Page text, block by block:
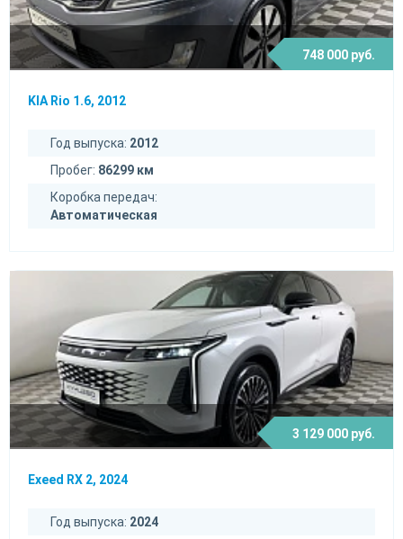
748 000 руб.
KIA Rio 1.6, 2012
Год выпуска: 2012
Пробег: 86299 км
Коробка передач:
Автоматическая
3 129 000 руб.
Exeed RX 2, 2024
Год выпуска: 2024